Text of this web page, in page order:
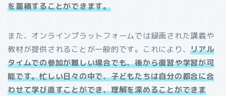
を蓄積することができます。
また、オンラインプラットフォームでは録画された講義や
教材が提供されることが一般的です。これにより、リアル
タイムでの参加が難しい場合でも、後から復習や学習が可
能です。忙しい日々の中で、子どもたちは自分の都合に合
わせて学び直すことができ、理解を深めることができま